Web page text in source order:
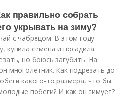
правильно собрать
укрывать на зиму?
с чабрецом. В этом году
купила семена и посадила.
но боюсь загубить. На
многолетник. Как подрезать до
какого-то размера, что бы
побеги? И как он зимует?